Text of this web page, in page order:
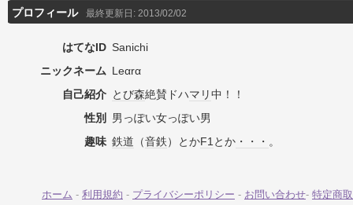
プロフィール 最終更新日: 2013/02/02
はてなID Sanichi
ニックネーム Leαrα
自己紹介 とび森絶賛ドハマリ中！！
性別
男っぽい女っぽい男
趣味 鉄道 （音鉄）とかF1とか ・・・ 。
ホーム - 利用規約 - プライバシーポリシー - お問い合わせ- 特定商